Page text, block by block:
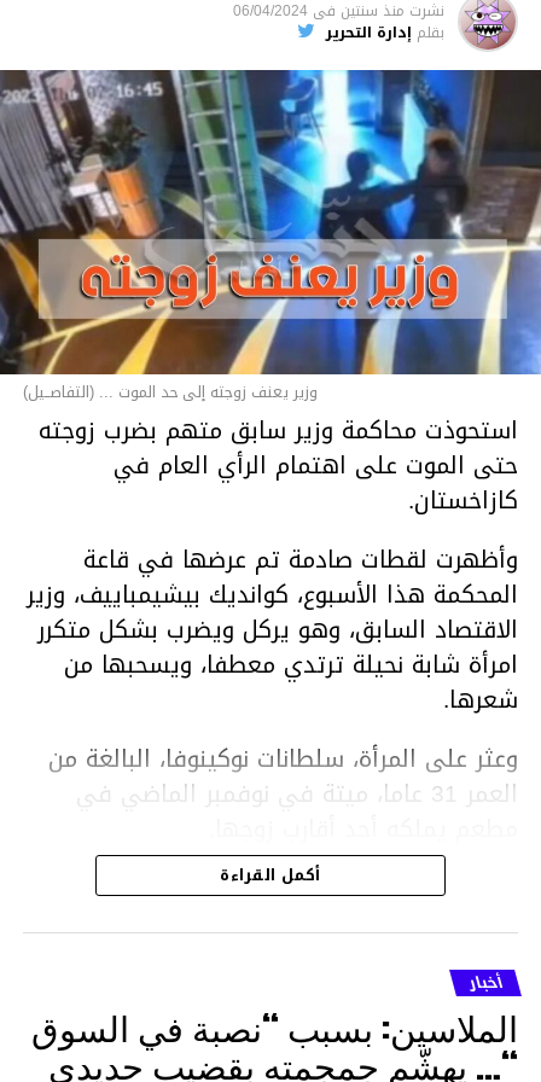
نشرت منذ سنتين فى 06/04/2024
بقلم إدارة التحرير
وزير يعنف زوجته إلى حد الموت ... (التفاصــيل)
استحوذت محاكمة وزير سابق متهم بضرب زوجته
حتى الموت على اهتمام الرأي العام في
كازاخستان.
وأظهرت لقطات صادمة تم عرضها في قاعة
المحكمة هذا الأسبوع، كوانديك بيشيمباييف، وزير
الاقتصاد السابق، وهو يركل ويضرب بشكل متكرر
امرأة شابة نحيلة ترتدي معطفا، ويسحبها من
شعرها.
وعثر على المرأة، سلطانات نوكينوفا، البالغة من
العمر 31 عاما، ميتة في نوفمبر الماضي في
ووفقا لتقرير الطبيب الشرعي، توفيت نوكينوفا
متأثرة بصدمة في الدماغ، وكانت إحدى عظام
أنفها مكسورة وكانت هناك كدمات متعددة على
وجهها ورأسها وذراعيها ويديها.
ويواجه بيشيمباييف (43 عاما) اتهامات بالتعذيب
أكمل القراءة
أخبار
الملاسين: بسبب “نصبة في السوق
“… يهشّم جمجمته بقضيب حديدي